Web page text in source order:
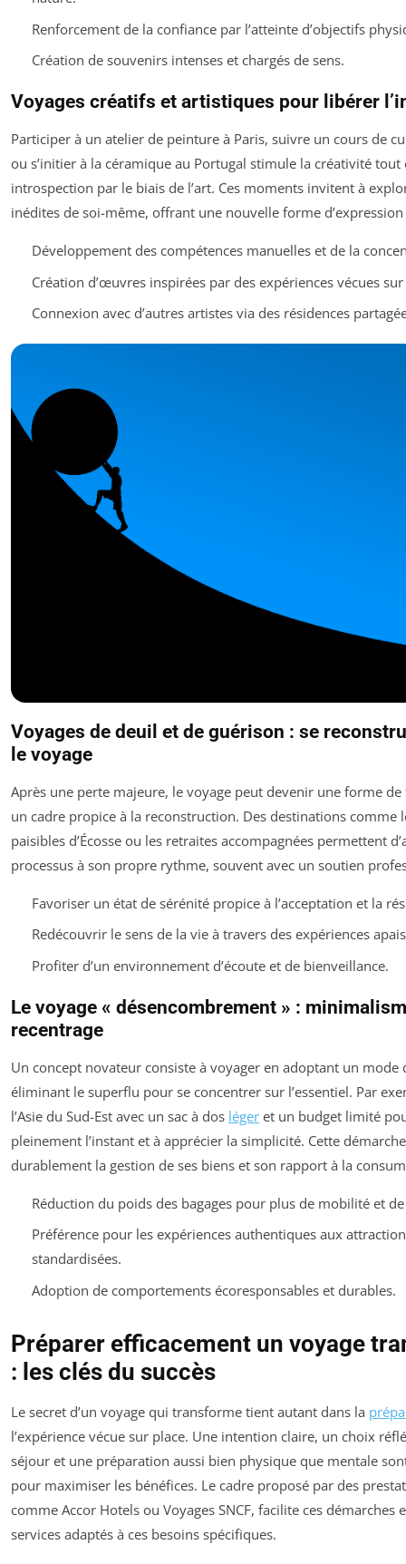
Renforcement de la confiance par l’atteinte d’objectifs
Création de souvenirs intenses et chargés de sens.
Voyages créatifs et artistiques pour libérer
Participer à un atelier de peinture à Paris, suivre un cours de
ou s’initier à la céramique au Portugal stimule la créativité
introspection par le biais de l’art. Ces moments invitent à
inédites de soi-même, offrant une nouvelle forme
Développement des compétences manuelles et de la
Création d’œuvres inspirées par des expériences vécues sur
Connexion avec d’autres artistes via des résidences
Voyages de deuil et de guérison : se
le voyage
Après une perte majeure, le voyage peut devenir une forme
un cadre propice à la reconstruction. Des destinations comme
paisibles d’Écosse ou les retraites accompagnées permettent
processus à son propre rythme, souvent avec un soutien
Favoriser un état de sérénité propice à l’acceptation et la
Redécouvrir le sens de la vie à travers des expériences
Profiter d’un environnement d’écoute et de bienveillance.
Le voyage « désencombrement » :
recentrage
Un concept novateur consiste à voyager en adoptant un
éliminant le superflu pour se concentrer sur l’essentiel. Par
l’Asie du Sud-Est avec un sac à dos léger et un budget limité
pleinement l’instant et à apprécier la simplicité. Cette
durablement la gestion de ses biens et son rapport à la
Réduction du poids des bagages pour plus de mobilité et
Préférence pour les expériences authentiques aux
standardisées.
Adoption de comportements écoresponsables et durables.
Préparer efficacement un voyage
: les clés du succès
Le secret d’un voyage qui transforme tient autant dans la
l’expérience vécue sur place. Une intention claire, un choix
séjour et une préparation aussi bien physique que mentale
pour maximiser les bénéfices. Le cadre proposé par des
comme Accor Hotels ou Voyages SNCF, facilite ces démarches
services adaptés à ces besoins spécifiques.